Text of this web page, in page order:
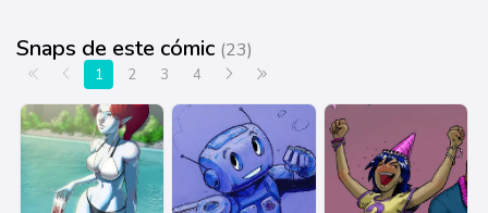
Snaps de este cómic (23)
Primera página
Anterior
1 2 3 4 Siguiente